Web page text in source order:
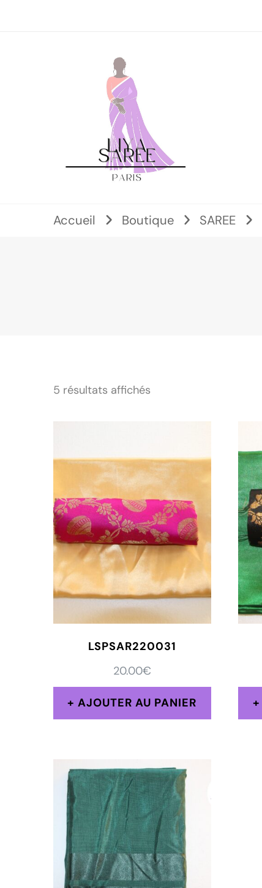
Accueil Boutique SAREE
5 résultats affichés
LSPSAR220031
20.00€
AJOUTER AU PANIER